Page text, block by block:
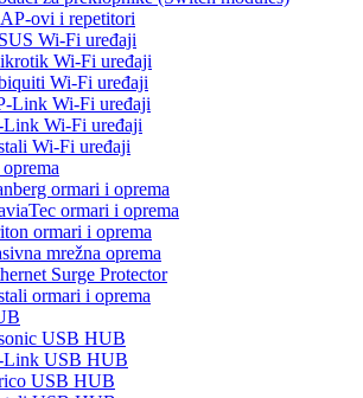
ovi i repetitori
Wi-Fi uređaji
Wi-Fi uređaji
Wi-Fi uređaji
Link Wi-Fi uređaji
Wi-Fi uređaji
Wi-Fi uređaji
ormari i oprema
ormari i oprema
ormari i oprema
mrežna oprema
Surge Protector
ormari i oprema
USB HUB
USB HUB
USB HUB